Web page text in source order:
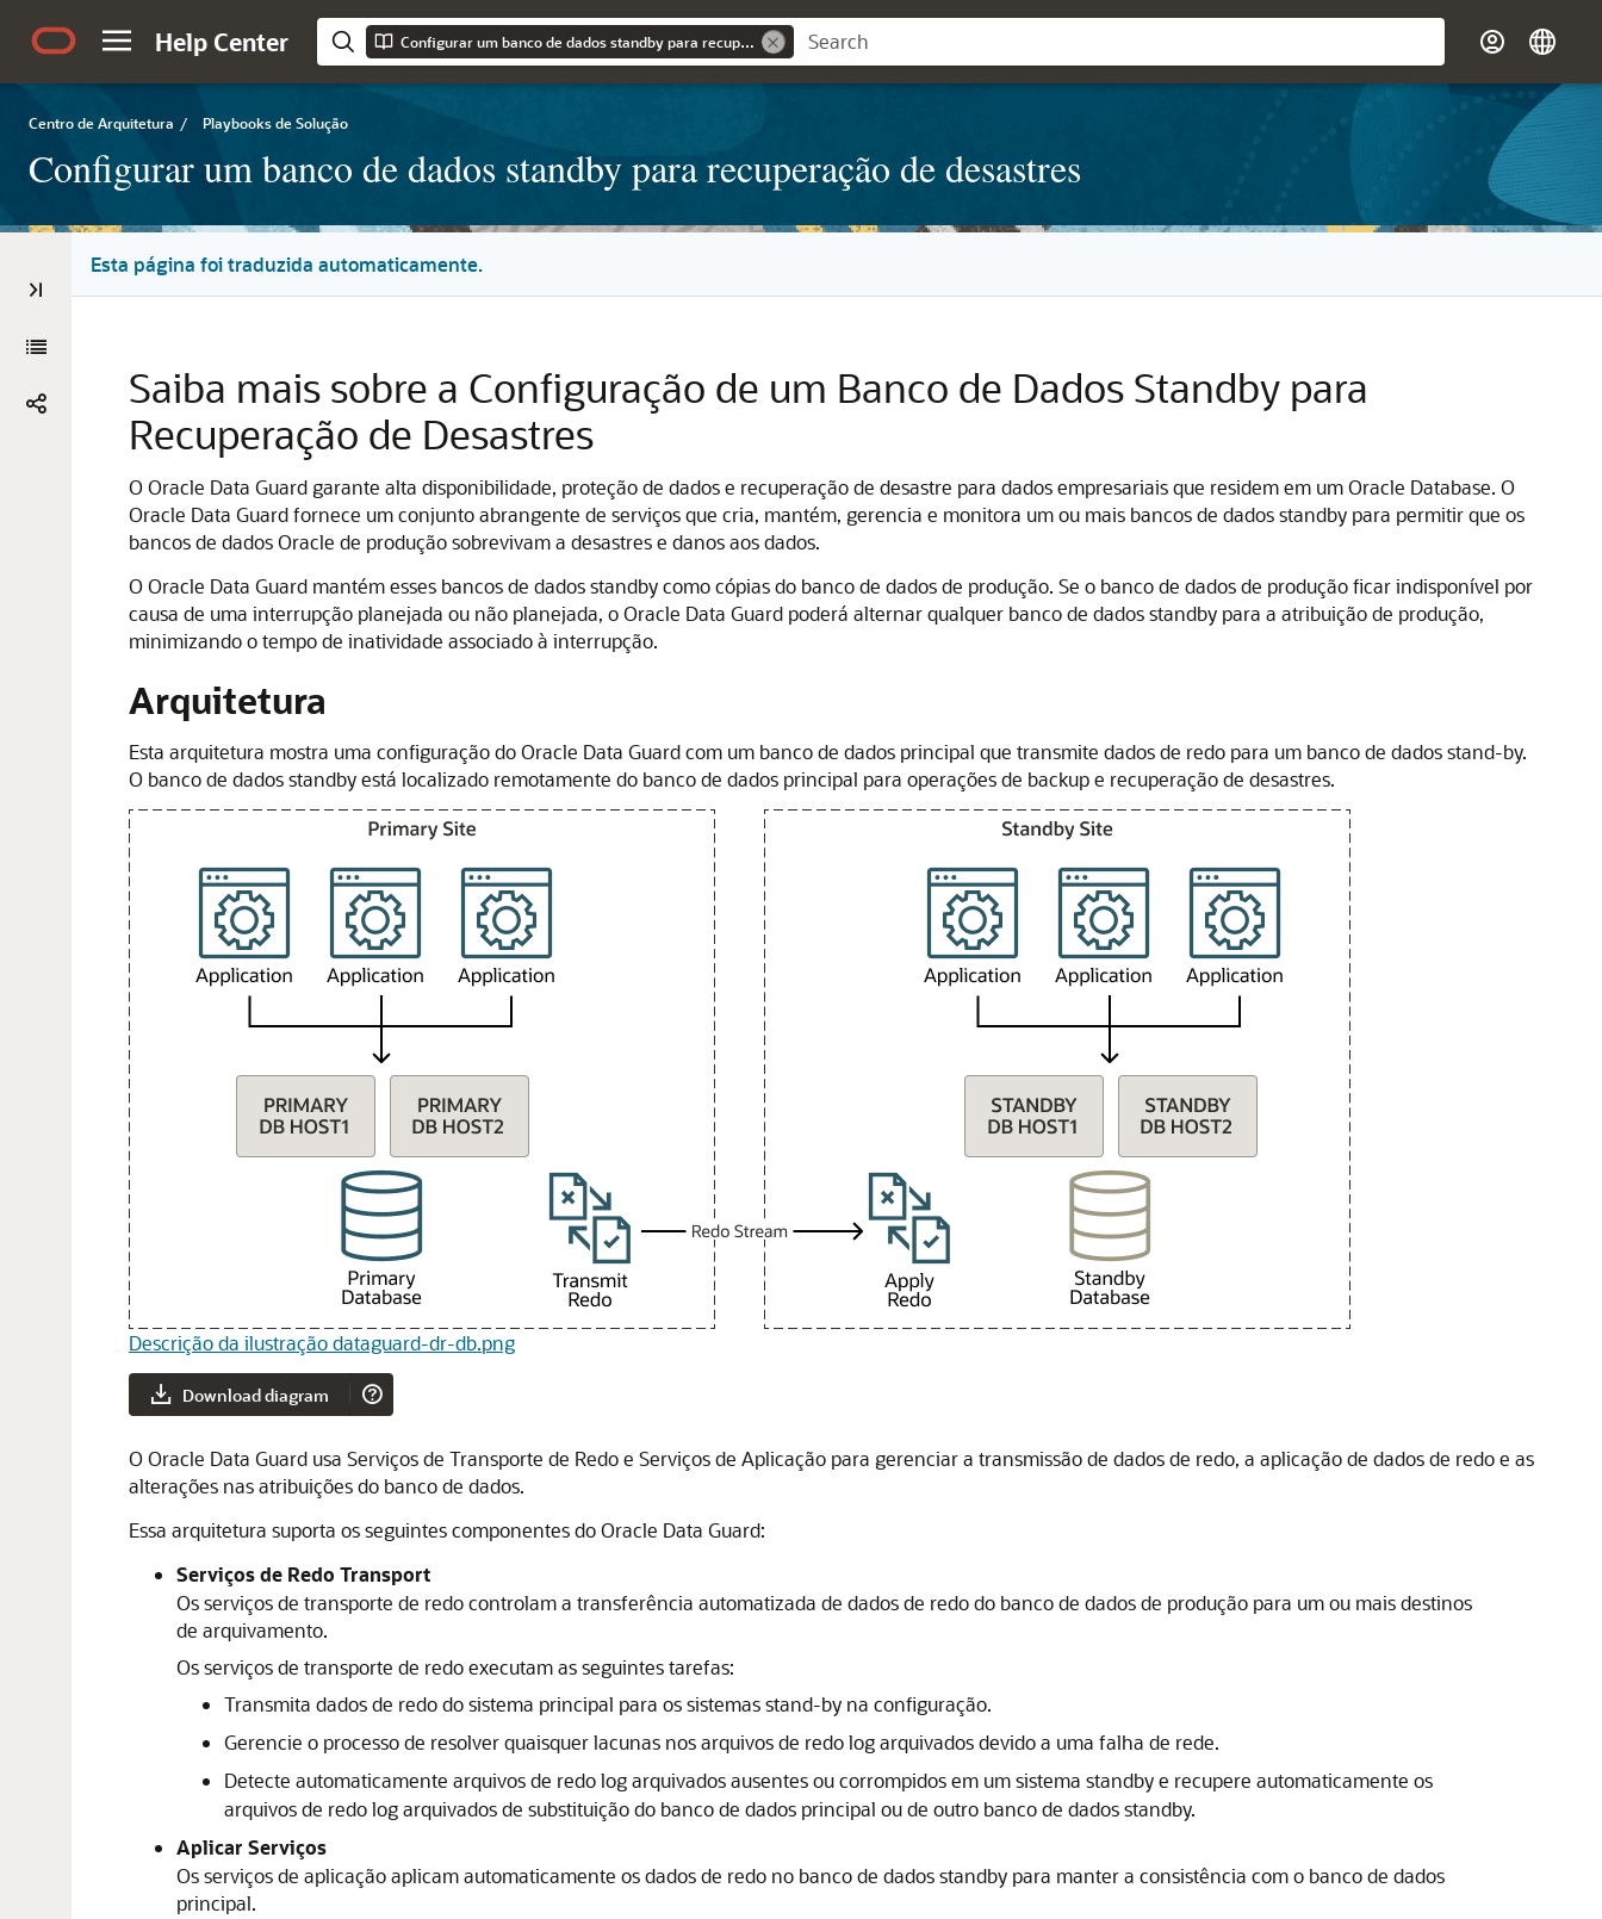
Help Center Configurar um banco de dados standby para recuperação de desastres
Centro de Arquitetura / Playbooks de Solução
Configurar um banco de dados standby para recuperação de desastres
Esta página foi traduzida automaticamente.
Saiba mais sobre a Configuração de um Banco de Dados Standby para
Recuperação de Desastres
OOracle Data Guardgarante alta disponibilidade, proteção de dados e recuperação de desastre para dados empresariais que residem em um Oracle Database. O
Oracle Data Guardfornece um conjunto abrangente de serviços que cria, mantém, gerencia e monitora um ou mais bancos de dados standby para permitir que os
bancos de dados Oracle de produção sobrevivam a desastres e danos aos dados.
OOracle Data Guard mantém esses bancos de dados standby como cópias do banco de dados de produção. Se o banco de dados de produção ficar indisponível por
causa de uma interrupção planejada ou não planejada, oOracle Data Guard poderá alternar qualquer banco de dados standby para a atribuição de produção,
minimizando o tempo de inatividade associado à interrupção.
Arquitetura
Esta arquitetura mostra uma configuração doOracle Data Guardcom um banco de dados principal que transmite dados de redo para um banco de dados stand-by.
O banco de dados standby está localizado remotamente do banco de dados principal para operações de backup e recuperação de desastres.
Descrição da ilustração dataguard-dr-db.png
Download diagram
OOracle Data Guard usa Serviços de Transporte de Redo e Serviços de Aplicação para gerenciar a transmissão de dados de redo, a aplicação de dados de redo e as
alterações nas atribuições do banco de dados.
Essa arquitetura suporta os seguintes componentes doOracle Data Guard:
Serviços de Redo Transport
Os serviços de transporte de redo controlam a transferência automatizada de dados de redo do banco de dados de produção para um ou mais destinos
de arquivamento.
Os serviços de transporte de redo executam as seguintes tarefas:
Transmita dados de redo do sistema principal para os sistemas stand-by na configuração.
Gerencie o processo de resolver quaisquer lacunas nos arquivos de redo log arquivados devido a uma falha de rede.
Detecte automaticamente arquivos de redo log arquivados ausentes ou corrompidos em um sistema standby e recupere automaticamente os
arquivos de redo log arquivados de substituição do banco de dados principal ou de outro banco de dados standby.
Aplicar Serviços
Os serviços de aplicação aplicam automaticamente os dados de redo no banco de dados standby para manter a consistência com o banco de dados
principal.